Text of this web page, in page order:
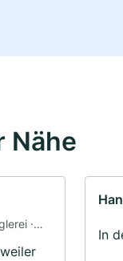
Nähe
·
In